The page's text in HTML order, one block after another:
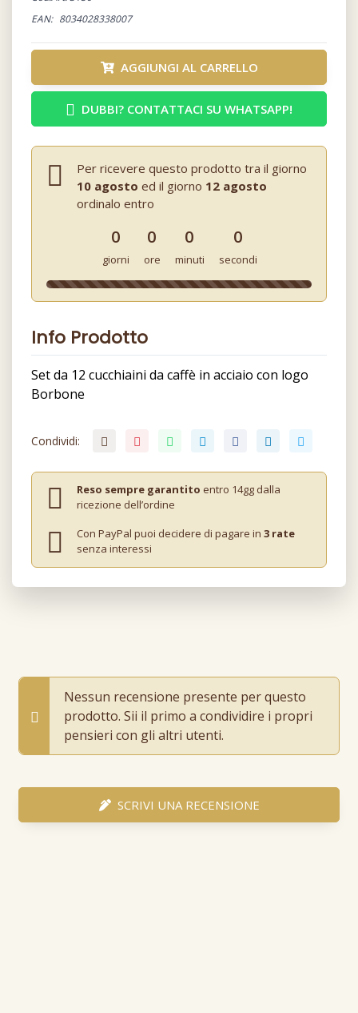
EAN: 8034028338007
AGGIUNGI AL CARRELLO
DUBBI? CONTATTACI SU WHATSAPP!
Per ricevere questo prodotto tra il giorno
10 agosto ed il giorno 12 agosto
ordinalo entro
0
giorni
0
ore
0
minuti
0
secondi
Info Prodotto
Set da 12 cucchiaini da caffè in acciaio con logo
Borbone
Condividi:
Reso sempre garantito entro 14gg dalla
ricezione dell’ordine
Con PayPal puoi decidere di pagare in 3 rate
senza interessi
Nessun recensione presente per questo
prodotto. Sii il primo a condividire i propri
pensieri con gli altri utenti.
SCRIVI UNA RECENSIONE